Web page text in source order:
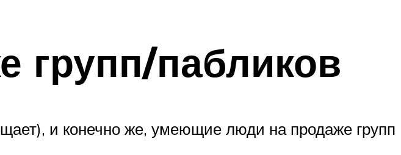
групп/пабликов
и конечно же, умеющие люди на продаже групп